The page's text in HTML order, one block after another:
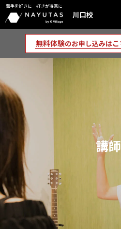
苦手を好きに 好きが得意に
川口校
講師